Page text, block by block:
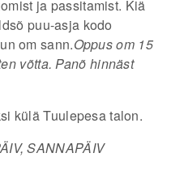
ja passitamist. Kiä
puu-asja kodo
om sann.Oppus om 15
võtta. Panõ hinnäst
külä Tuulepesa talon.
SANNAPÄIV